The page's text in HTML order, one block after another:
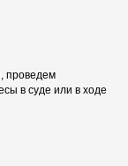
проведем
в суде или в ходе